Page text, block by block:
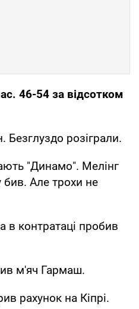
46-54 за відсотком
Безглуздо розіграли.
"Динамо". Мелінг
бив. Але трохи не
в контратаці пробив
м'яч Гармаш.
рахунок на Кіпрі.